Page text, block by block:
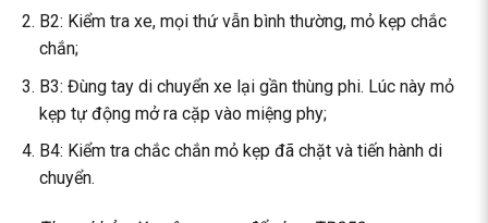
B2: Kiểm tra xe, mọi thứ vẫn bình thường, mỏ kẹp chắc
chắn;
B3: Đùng tay di chuyển xe lại gần thùng phi. Lúc này mỏ
kẹp tự động mở ra cặp vào miệng phy;
B4: Kiểm tra chắc chắn mỏ kẹp đã chặt và tiến hành di
chuyển.